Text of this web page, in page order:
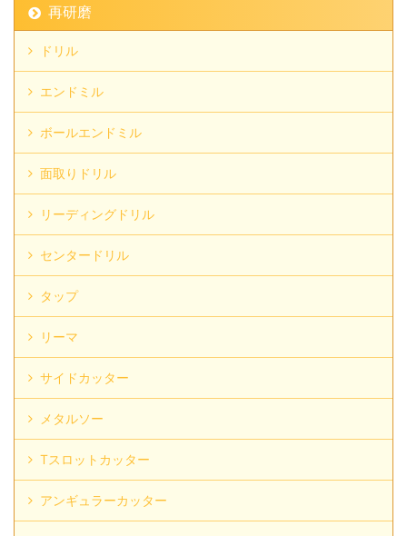
再研磨
ドリル
エンドミル
ボールエンドミル
面取りドリル
リーディングドリル
センタードリル
タップ
リーマ
サイドカッター
メタルソー
Tスロットカッター
アンギュラーカッター